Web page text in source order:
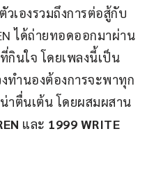
เองรวมถึงการต่อสู้กับ
ได้ถ่ายทอดออกมาผ่าน
นใจ โดยเพลงนี้เป็น
ทำนองต้องการจะพาทุก
ตื่นเต้น โดยผสมผสาน
และ 1999 WRITE